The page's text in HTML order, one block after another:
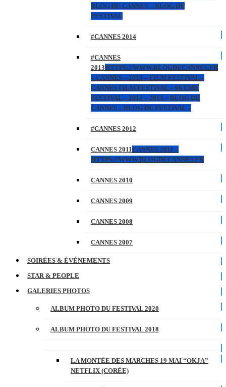
BLOG DE CANNES – BLOG DU
FESTIVAL
#CANNES 2014
#CANNES
2013HTTPS://WWW.BLOGDECANNES.FR
– CANNES – 2013 – FILM FESTIVAL –
CANNES FILM FESTIVAL – 66 EME
FESTIVAL – 2012 – 2013 – BLOG DE
CANNES – BLOG DU FESTIVAL –
#CANNES 2012
CANNES 2011CANNES 2011 –
HTTPS://WWW.BLOGDECANNES.FR
CANNES 2010
CANNES 2009
CANNES 2008
CANNES 2007
SOIRÉES & ÉVÉNEMENTS
STAR & PEOPLE
GALERIES PHOTOS
ALBUM PHOTO DU FESTIVAL 2020
ALBUM PHOTO DU FESTIVAL 2018
LA MONTÉE DES MARCHES 19 MAI “OKJA”
NETFLIX (CORÉE)